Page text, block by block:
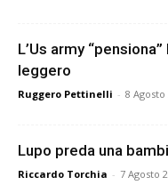
L’Us army
leggero
Ruggero Pettinelli - 8 Agosto
Lupo preda una
Riccardo Torchia - 7 Agosto